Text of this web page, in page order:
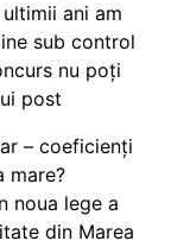
ani am
sub control
nu poți
post
– coeficienți
mare?
noua lege a
din Marea